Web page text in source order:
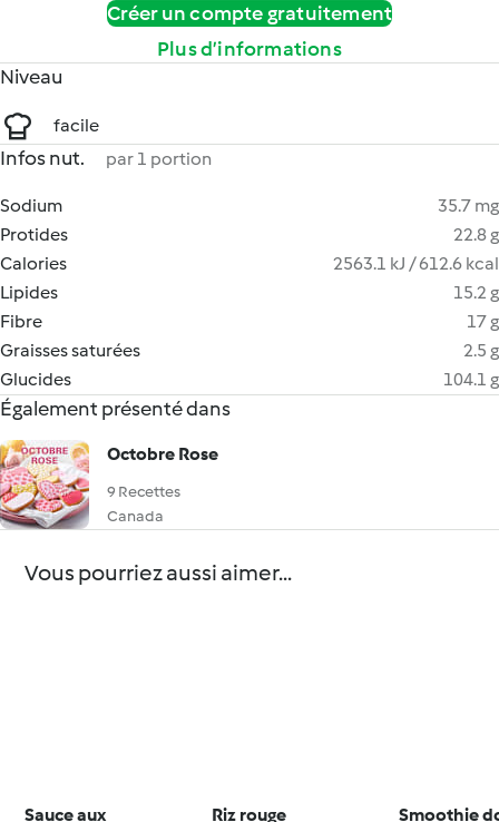
Créer un compte gratuitement
Plus d’informations
Niveau
facile
Infos nut. par 1 portion
Sodium
35.7 mg
Protides
22.8 g
Calories
2563.1 kJ / 612.6 kcal
Lipides
15.2 g
Fibre
17 g
Graisses saturées
2.5 g
Glucides
104.1 g
Également présenté dans
Octobre Rose
9 Recettes
Canada
Vous pourriez aussi aimer...
Sauce aux Riz rouge Smoothie